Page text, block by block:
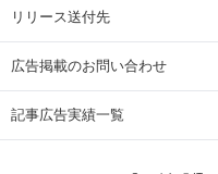
リリース送付先
広告掲載のお問い合わせ
記事広告実績一覧